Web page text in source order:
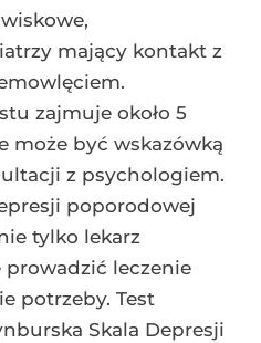
mający kontakt z
zajmuje około 5
może być wskazówką
z psychologiem.
poporodowej
tylko lekarz
leczenie
potrzeby. Test
Skala Depresji